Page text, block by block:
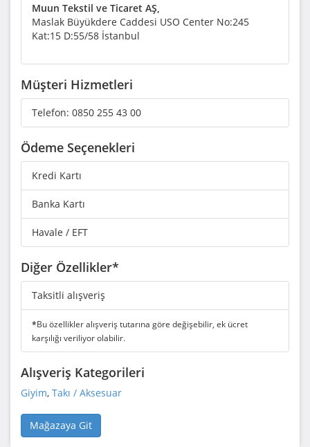
Muun Tekstil ve Ticaret AŞ,
Maslak Büyükdere Caddesi USO Center No:245
Kat:15 D:55/58 İstanbul
Müşteri Hizmetleri
Telefon: 0850 255 43 00
Ödeme Seçenekleri
Kredi Kartı
Banka Kartı
Havale / EFT
Diğer Özellikler*
Taksitli alışveriş
*Bu özellikler alışveriş tutarına göre değişebilir, ek ücret
karşılığı veriliyor olabilir.
Alışveriş Kategorileri
Giyim, Takı / Aksesuar
Mağazaya Git